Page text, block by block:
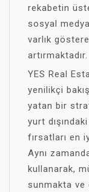
rekabetin
sosyal
varlık
artırmaktadır.
YES Real
yenilikçi
yatan bir
yurt
fırsatları en
Aynı
kullanarak,
sunmakta ve